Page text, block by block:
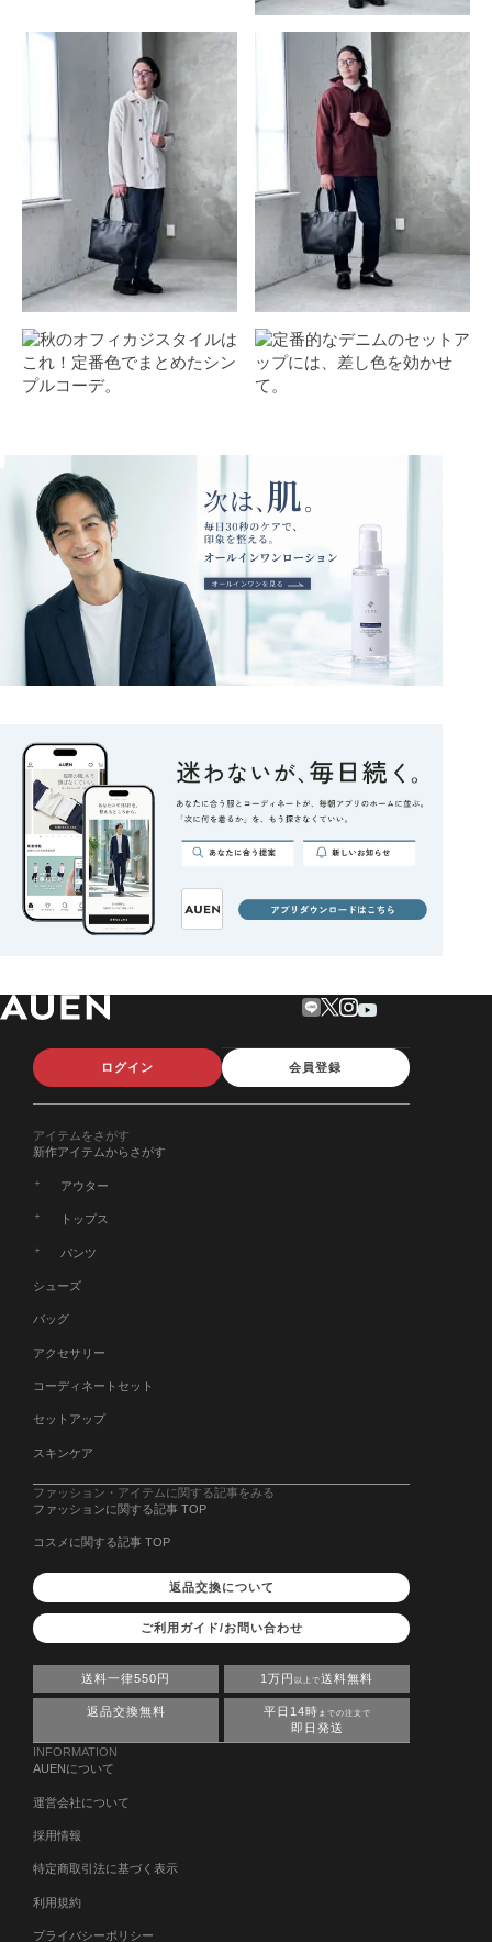
ログイン 会員登録
アイテムをさがす
新作アイテムからさがす
アウター
トップス
パンツ
シューズ
バッグ
アクセサリー
コーディネートセット
セットアップ
スキンケア
ファッション・アイテムに関する記事をみる
ファッションに関する記事 TOP
コスメに関する記事 TOP
返品交換について
ご利用ガイド/お問い合わせ
送料一律550円 1万円 以上で送料無料
返品交換無料 平日14時 までの注文で
即日発送
INFORMATION
AUENについて
運営会社について
採用情報
特定商取引法に基づく表示
利用規約
プライバシーポリシー